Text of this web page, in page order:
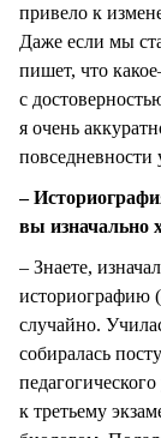
привело к
Даже если мы
пишет, что
с
я очень
повседневности
–
вы изначально
– Знаете,
историографию
случайно.
собиралась
к третьему